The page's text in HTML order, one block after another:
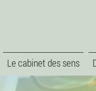
Le cabinet des sens